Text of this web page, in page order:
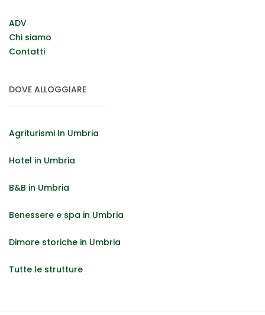
ADV
Chi siamo
Contatti
DOVE ALLOGGIARE
Agriturismi In Umbria
Hotel in Umbria
B&B in Umbria
Benessere e spa in Umbria
Dimore storiche in Umbria
Tutte le strutture